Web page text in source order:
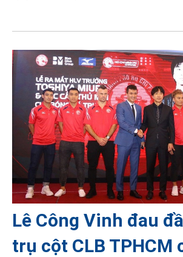
Lê Công Vinh đau
trụ cột CLB TPHCM